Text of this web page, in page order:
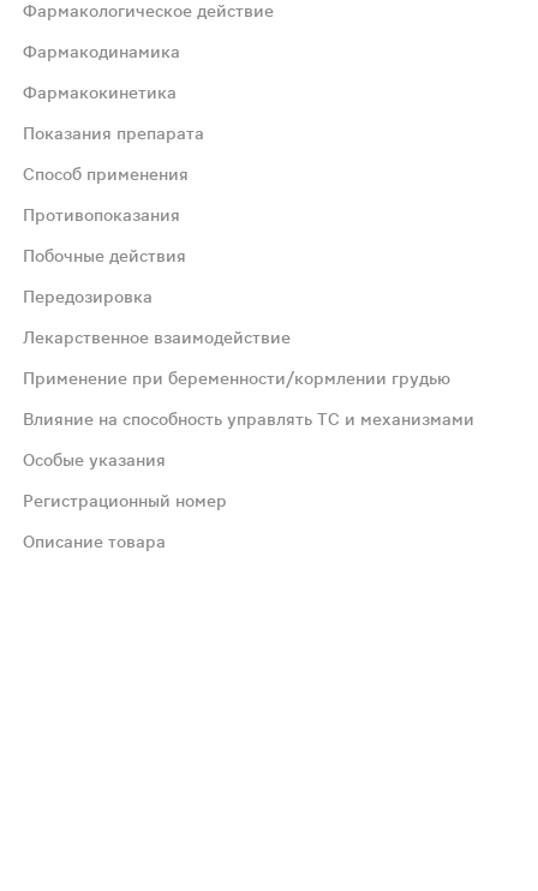
. Всасывание После приема внутрь
к ним соединения, препаратов лития,
гипотензия или кратковременное
Фармакологическое действие
Фармакодинамика
Фармакокинетика
Показания препарата
Способ применения
Противопоказания
Побочные действия
Передозировка
Лекарственное взаимодействие
Применение при беременности/кормлении грудью
Влияние на способность управлять ТС и механизмами
Особые указания
Регистрационный номер
Описание товара